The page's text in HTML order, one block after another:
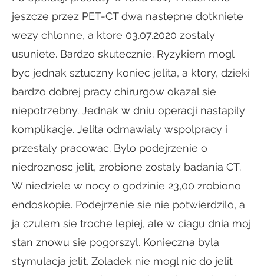
jeszcze przez PET-CT dwa nastepne dotkniete
wezy chlonne, a ktore 03.07.2020 zostaly
usuniete. Bardzo skutecznie. Ryzykiem mogl
byc jednak sztuczny koniec jelita, a ktory, dzieki
bardzo dobrej pracy chirurgow okazal sie
niepotrzebny. Jednak w dniu operacji nastapily
komplikacje. Jelita odmawialy wspolpracy i
przestaly pracowac. Bylo podejrzenie o
niedroznosc jelit, zrobione zostaly badania CT.
W niedziele w nocy o godzinie 23,00 zrobiono
endoskopie. Podejrzenie sie nie potwierdzilo, a
ja czulem sie troche lepiej, ale w ciagu dnia moj
stan znowu sie pogorszyl. Konieczna byla
stymulacja jelit. Zoladek nie mogl nic do jelit